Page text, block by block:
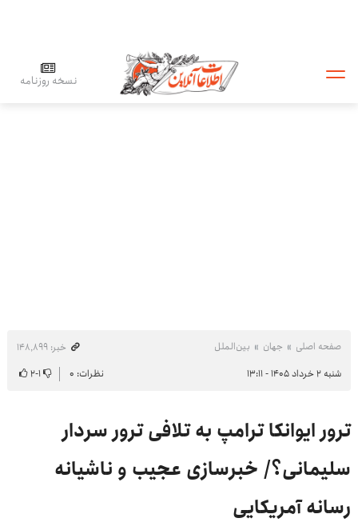
نسخه روزنامه
صفحه اصلی جهان بین‌الملل
خبر: ۱۴۸٬۸۹۹
شنبه ۲ خرداد ۱۴۰۵ - ۱۳:۱۱
نظرات: ۰ ۱-۲
ترور ایوانکا ترامپ به تلافی ترور سردار
سلیمانی؟/ خبرسازی عجیب و ناشیانه
رسانه آمریکایی